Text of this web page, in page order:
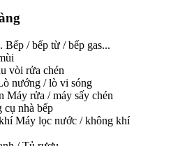
Bếp / bếp từ / bếp gas...
vòi rửa chén
nướng / lò vi sóng
Máy rửa / máy sấy chén
cụ nhà bếp
Máy lọc nước / không khí